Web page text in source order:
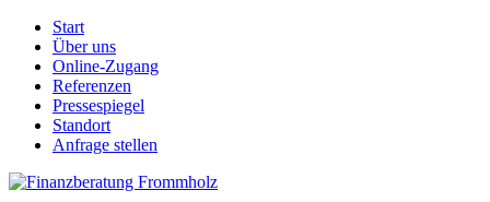
Start
Über uns
Online-Zugang
Referenzen
Pressespiegel
Standort
Anfrage stellen